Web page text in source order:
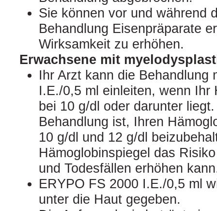
Sie können vor und während
Behandlung Eisenpräparate
Wirksamkeit zu erhöhen.
Erwachsene mit
Ihr Arzt kann die Behandlung
I.E./0,5 ml einleiten, wenn Ihr
bei 10 g/dl oder darunter
Behandlung ist, Ihren
10 g/dl und 12 g/dl
Hämoglobinspiegel das
und Todesfällen erhöhen
ERYPO FS 2000 I.E./0,5 ml
unter die Haut gegeben.